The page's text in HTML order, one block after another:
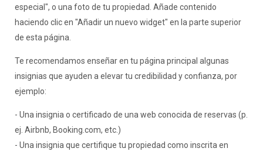
especial", o una foto de tu propiedad. Añade contenido
haciendo clic en "Añadir un nuevo widget" en la parte superior
de esta página.
Te recomendamos enseñar en tu página principal algunas
insignias que ayuden a elevar tu credibilidad y confianza, por
ejemplo:
- Una insignia o certificado de una web conocida de reservas (p.
ej. Airbnb, Booking.com, etc.)
- Una insignia que certifique tu propiedad como inscrita en